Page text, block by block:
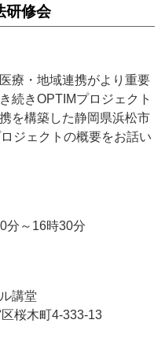
研修会
療・地域連携がより重要
続きOPTIMプロジェクト
を構築した静岡県浜松市
ジェクトの概要をお話い
分～16時30分
講堂
桜木町4-333-13